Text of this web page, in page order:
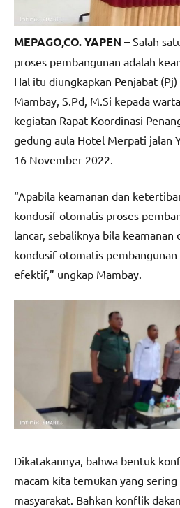
MEPAGO,CO. YAPEN – Salah
proses pembangunan adalah
Hal itu diungkapkan Penjabat
Mambay, S.Pd, M.Si kepada
kegiatan Rapat Koordinasi
gedung aula Hotel Merpati jalan
16 November 2022.
“Apabila keamanan dan
kondusif otomatis proses
lancar, sebaliknya bila
kondusif otomatis
efektif,” ungkap Mambay.
Dikatakannya, bahwa bentuk
macam kita temukan yang
masyarakat. Bahkan konflik